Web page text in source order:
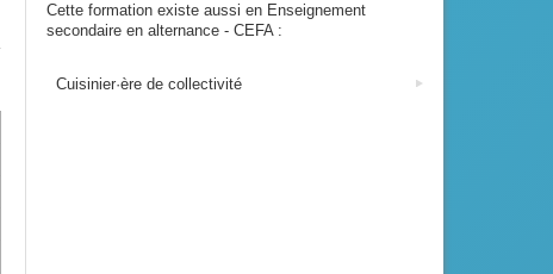
Cette formation existe aussi en Enseignement
secondaire en alternance - CEFA :
Cuisinier·ère de collectivité